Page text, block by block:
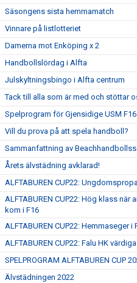
Säsongens sista hemmamatch
Vinnare på listlotteriet
Damerna mot Enköping x 2
Handbollslördag i Alfta
Julskyltningsbingo i Alfta centrum
Tack till alla som är med och stöttar
Spelprogram för Gjensidige USM
Vill du prova på att spela handboll?
Sammanfattning av
Årets älvstädning avklarad!
ALFTABUREN CUP22:
ALFTABUREN CUP22: Hög klass när
kom i F16
ALFTABUREN CUP22: Hemmaseger i
ALFTABUREN CUP22: Falu HK
SPELPROGRAM ALFTABUREN CUP
Älvstädningen 2022